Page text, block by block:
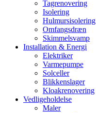
Tagrenovering
Isolering
Hulmursisolering
Omfangsdræn
Skimmelsvamp
Installation & Energi
Elektriker
Varmepumpe
Solceller
Blikkenslager
Kloakrenovering
Vedligeholdelse
Maler